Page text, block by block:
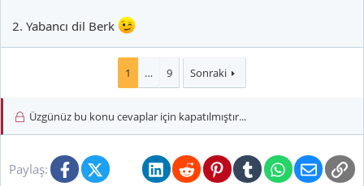
2. Yabancı dil Berk
1 … 9 Sonraki
Üzgünüz bu konu cevaplar için kapatılmıştır...
Paylaş: FacebookX (Twitter)BlueskyLinkedInRedditPinterestTumblrWhatsApp
E-posta